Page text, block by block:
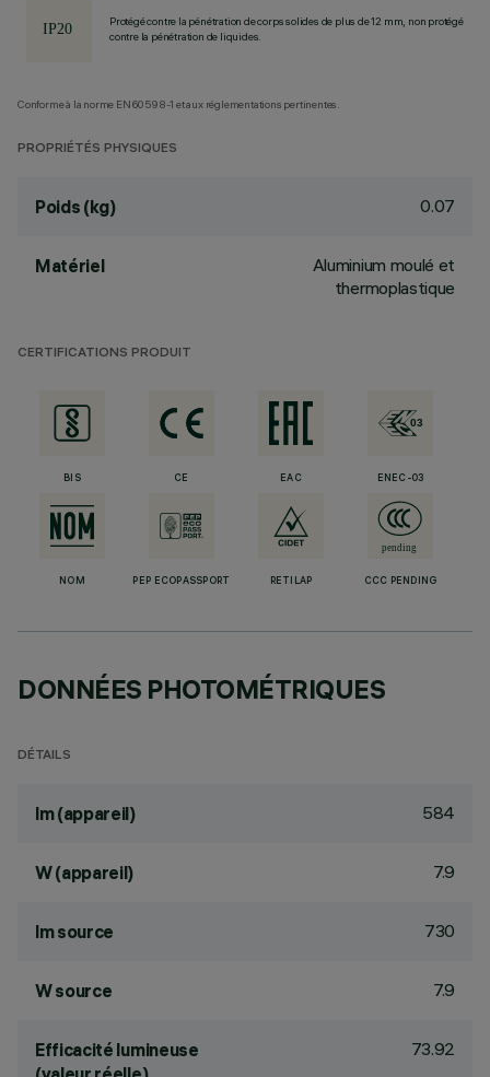
Protégé contre la pénétration de corps solides de plus de 12 mm, non protégé
contre la pénétration de liquides.
Conforme à la norme EN60598-1 et aux réglementations pertinentes.
PROPRIÉTÉS PHYSIQUES
Poids (kg) 0.07
Matériel
Aluminium moulé et
thermoplastique
CERTIFICATIONS PRODUIT
BIS CE EAC ENEC-03
NOM PEP ECOPASSPORT RETILAP CCC PENDING
DONNÉES PHOTOMÉTRIQUES
DÉTAILS
lm (appareil) 584
W (appareil) 7.9
lm source 730
W source 7.9
Efficacité lumineuse
73.92